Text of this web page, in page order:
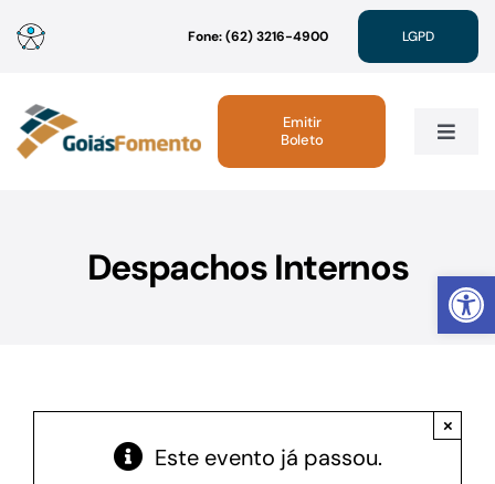
Abrir
para
conteúdo
Fone: (62) 3216-4900 LGPD
Toggle
Linhas de Crédito
Emitir
Boleto
Despachos Internos
Este evento já passou.
×